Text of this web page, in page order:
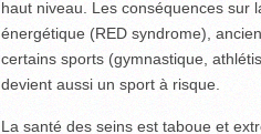
haut niveau. Les conséquences sur
énergétique (RED syndrome),
certains sports (gymnastique,
devient aussi un sport à risque.
La santé des seins est taboue et